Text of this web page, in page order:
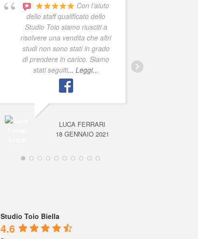
Con l’aiuto
dello staff qualificato dello
Studio Toio siamo riusciti a
risolvere una vendita che altri
studi non sono stati in grado
di prendere in carico. Siamo
stati seguiti... Leggi...
LUCA FERRARI
18 GENNAIO 2021
Studio Toio Biella
4.6